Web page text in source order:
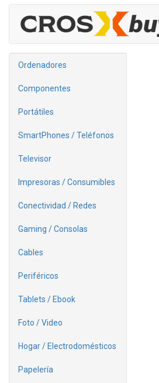
Ordenadores
Componentes
Portátiles
SmartPhones / Teléfonos
Televisor
Impresoras / Consumibles
Conectividad / Redes
Gaming / Consolas
Cables
Periféricos
Tablets / Ebook
Foto / Video
Hogar / Electrodomésticos
Papelería